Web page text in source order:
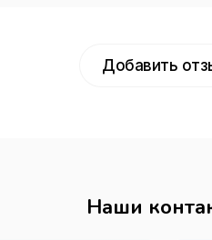
Добавить
Наши